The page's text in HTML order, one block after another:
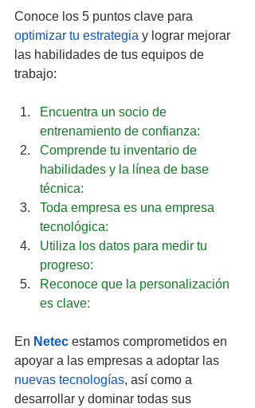
Conoce los 5 puntos clave para
optimizar tu estrategia y lograr mejorar
las habilidades de tus equipos de
trabajo:
Encuentra un socio de
entrenamiento de confianza:
Comprende tu inventario de
habilidades y la línea de base
técnica:
Toda empresa es una empresa
tecnológica:
Utiliza los datos para medir tu
progreso:
Reconoce que la personalización
es clave:
En Netec estamos comprometidos en
apoyar a las empresas a adoptar las
nuevas tecnologías, así como a
desarrollar y dominar todas sus